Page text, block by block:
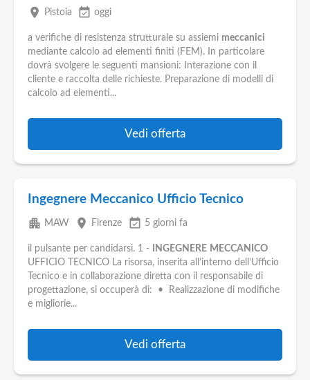
place Pistoia event_available oggi
a verifiche di resistenza strutturale su assiemi meccanici
mediante calcolo ad elementi finiti (FEM). In particolare
dovrà svolgere le seguenti mansioni: Interazione con il
cliente e raccolta delle richieste. Preparazione di modelli di
calcolo ad elementi...
Vedi offerta
Ingegnere Meccanico Ufficio Tecnico
apartment MAW place Firenze event_available 5 giorni fa
il pulsante per candidarsi. 1 - INGEGNERE MECCANICO
UFFICIO TECNICO La risorsa, inserita all’interno dell’Ufficio
Tecnico e in collaborazione diretta con il responsabile di
progettazione, si occuperà di: • Realizzazione di modifiche
e migliorie...
Vedi offerta